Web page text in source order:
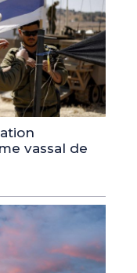
vassal de